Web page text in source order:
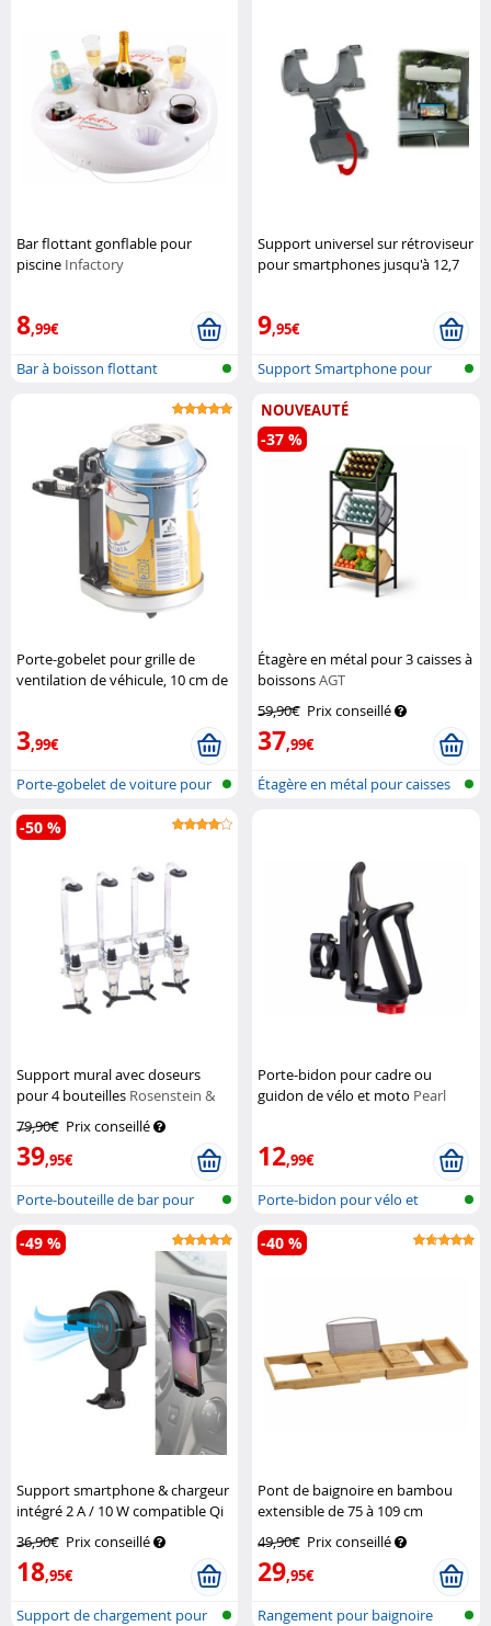
Bar flottant gonflable pour
piscine Infactory
8,99€
Bar à boisson flottant
Support universel sur rétroviseur
pour smartphones jusqu'à 12,7
9,95€
Support Smartphone pour
Porte-gobelet pour grille de
ventilation de véhicule, 10 cm de
3,99€
Porte-gobelet de voiture pour
grill...
NOUVEAUTÉ
Étagère en métal pour 3 caisses à
boissonsAGT
59,90€ Prix conseillé
37,99€
-37 %
Étagère en métal pour caisses
Support mural avec doseurs
pour 4 bouteilles Rosenstein &
79,90€ Prix conseillé
39,95€
-50 %
Porte-bouteille de bar pour
montage...
Porte-bidon pour cadre ou
guidon de vélo et moto Pearl
12,99€
Porte-bidon pour vélo et
moto, régl...
Support smartphone & chargeur
intégré 2 A / 10 W compatible Qi
sur grille de ventilation
36,90€ Prix conseillé
18,95€
-49 %
Support de chargement pour
Pont de baignoire en bambou
extensible de 75 à 109 cm
49,90€ Prix conseillé
29,95€
-40 %
Rangement pour baignoire